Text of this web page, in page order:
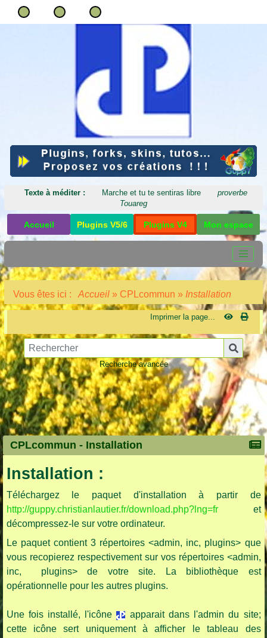
Texte à méditer : Marche et tu te sentiras libre
proverbe
Touareg
Accueil Plugins V5/6 Plugins V4 Mon espace
Vous êtes ici : Accueil » CPLcommun » Installation
Imprimer la page...
Recherche avancée
CPLcommun - Installation
Installation :
Téléchargez le paquet d'installation à partir de
http://guppy.christianlautier.fr/download.php?lng=fret
décompressez-le sur votre ordinateur.
Le paquet contient 3 répertoires <admin, inc, plugins> que
vous recopierez respectivement sur vos répertoires <admin,
inc, plugins> de votre site. La bibliothèque est
opérationnelle pour les autres plugins.
Une fois installé, l'icône
apparait dans l'admin du site;
cette icône sert uniquement à afficher le tableau des